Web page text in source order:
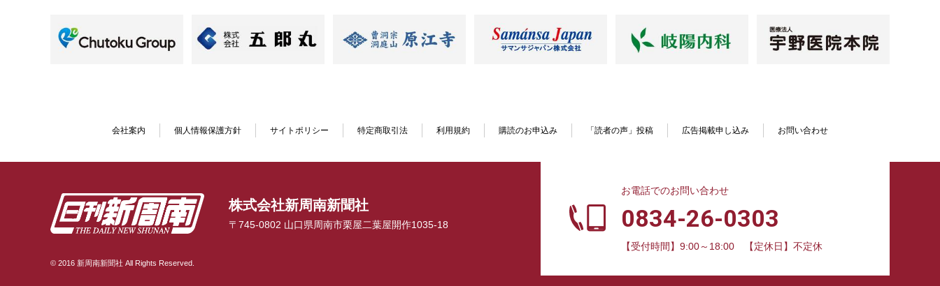
会社案内 個人情報保護方針 サイトポリシー 特定商取引法 利用規約 購読のお申込み 「読者の声」投稿 広告掲載申し込み お問い合わせ
お電話でのお問い合わせ
0834-26-0303
【受付時間】9:00～18:00 【定休日】不定休
株式会社新周南新聞社
〒745-0802 山口県周南市栗屋二葉屋開作1035-18
© 2016 新周南新聞社 All Rights Reserved.